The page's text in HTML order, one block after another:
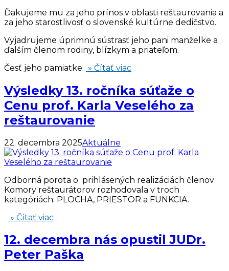
Ďakujeme mu za jeho prínos v oblasti reštaurovania a
za jeho starostlivosť o slovenské kultúrne dedičstvo.
Vyjadrujeme úprimnú sústrasť jeho pani manželke a
ďalším členom rodiny, blízkym a priateľom.
Česť jeho pamiatke. » Čítať viac
Výsledky 13. ročníka súťaže o
Cenu prof. Karla Veselého za
reštaurovanie
22. decembra 2025Aktuálne
Odborná porota o prihlásených realizáciách členov
Komory reštaurátorov rozhodovala v troch
kategóriách: PLOCHA, PRIESTOR a FUNKCIA.
» Čítať viac
12. decembra nás opustil JUDr.
Peter Paška